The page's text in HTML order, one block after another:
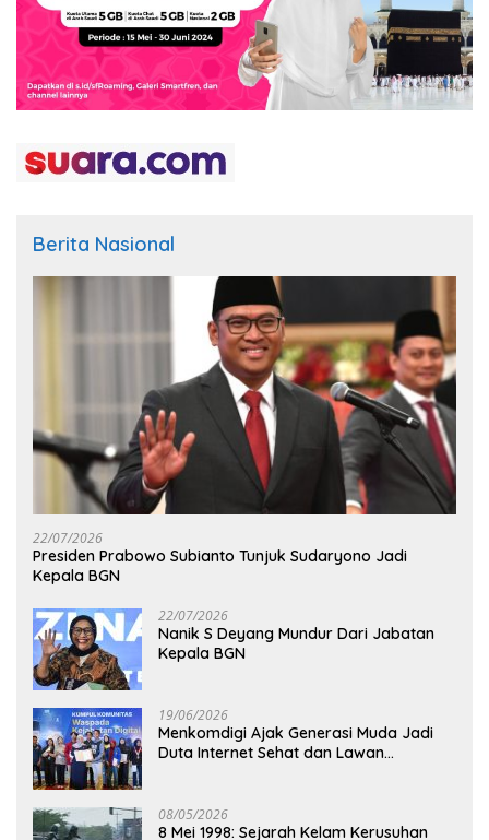
Berita Nasional
22/07/2026
Presiden Prabowo Subianto Tunjuk Sudaryono Jadi
Kepala BGN
22/07/2026
Nanik S Deyang Mundur Dari Jabatan
Kepala BGN
19/06/2026
Menkomdigi Ajak Generasi Muda Jadi
Duta Internet Sehat dan Lawan
08/05/2026
8 Mei 1998: Sejarah Kelam Kerusuhan